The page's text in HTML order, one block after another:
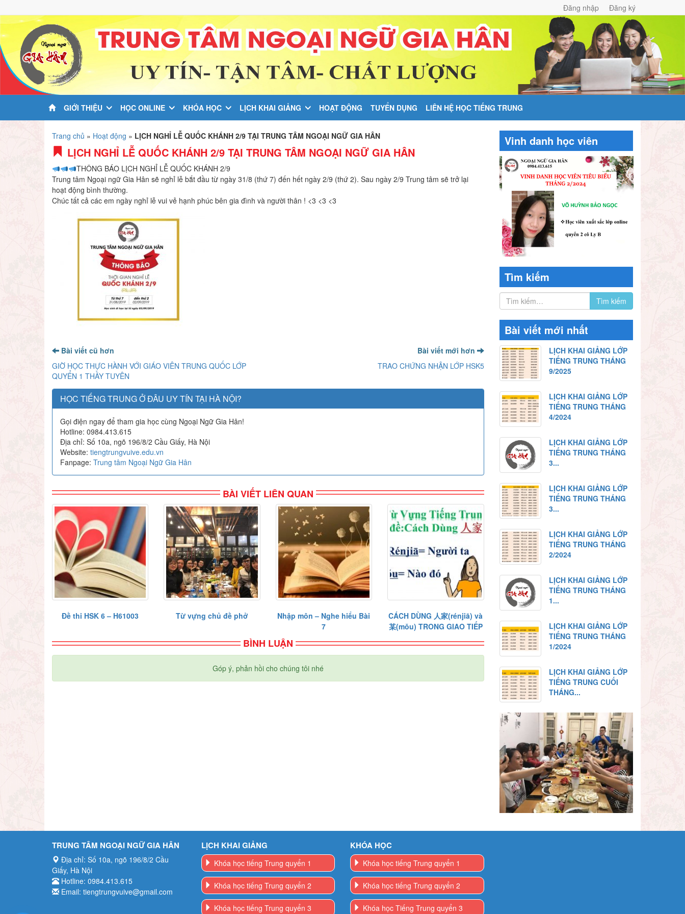
Đăng nhập Đăng ký
GIỚI THIỆU HỌC ONLINE KHÓA HỌC LỊCH KHAI GIẢNG HOẠT ĐỘNG TUYỂN DỤNG LIÊN HỆ HỌC TIẾNG TRUNG
Trang chủ » Hoạt động » LỊCH NGHỈ LỄ QUỐC KHÁNH 2/9 TẠI TRUNG TÂM NGOẠI NGỮ GIA HÂN
LỊCH NGHỈ LỄ QUỐC KHÁNH 2/9 TẠI TRUNG TÂM NGOẠI NGỮ GIA HÂN
THÔNG BÁO LỊCH NGHỈ LỄ QUỐC KHÁNH 2/9
Trung tâm Ngoại ngữ Gia Hân sẽ nghỉ lễ bắt đầu từ ngày 31/8 (thứ 7) đến hết ngày 2/9 (thứ 2). Sau ngày 2/9 Trung tâm sẽ trở lại
hoạt động bình thường.
Chúc tất cả các em ngày nghỉ lễ vui vẻ hạnh phúc bên gia đình và người thân ! <3 <3 <3
Bài viết cũ hơn
GIỜ HỌC THỰC HÀNH VỚI GIÁO VIÊN TRUNG QUỐC LỚP
QUYỂN 1 THẦY TUYÊN
Bài viết mới hơn
TRAO CHỨNG NHẬN LỚP HSK5
HỌC TIẾNG TRUNG Ở ĐÂU UY TÍN TẠI HÀ NỘI?
Gọi điện ngay để tham gia học cùng Ngoại Ngữ Gia Hân!
Hotline: 0984.413.615
Địa chỉ: Số 10a, ngõ 196/8/2 Cầu Giấy, Hà Nội
Website: tiengtrungvuive.edu.vn
Fanpage: Trung tâm Ngoại Ngữ Gia Hân
BÀI VIẾT LIÊN QUAN
Đề thi HSK 6 – H61003 Từ vựng chủ đề phở
Nhập môn – Nghe hiểu Bài
7
CÁCH DÙNG 人家(rénjiā) và
某(mǒu) TRONG GIAO TIẾP
BÌNH LUẬN
Góp ý, phản hồi cho chúng tôi nhé
Vinh danh học viên
Tìm kiếm
Bài viết mới nhất
LỊCH KHAI GIẢNG LỚP
TIẾNG TRUNG THÁNG
9/2025
LỊCH KHAI GIẢNG LỚP
TIẾNG TRUNG THÁNG
4/2024
LỊCH KHAI GIẢNG LỚP
TIẾNG TRUNG THÁNG
3...
LỊCH KHAI GIẢNG LỚP
TIẾNG TRUNG THÁNG
3...
LỊCH KHAI GIẢNG LỚP
TIẾNG TRUNG THÁNG
2/2024
LỊCH KHAI GIẢNG LỚP
TIẾNG TRUNG THÁNG
1...
LỊCH KHAI GIẢNG LỚP
TIẾNG TRUNG THÁNG
1/2024
LỊCH KHAI GIẢNG LỚP
TIẾNG TRUNG CUỐI
THÁNG...
TRUNG TÂM NGOẠI NGỮ GIA HÂN
Địa chỉ: Số 10a, ngõ 196/8/2 Cầu
Giấy, Hà Nội
Hotline: 0984.413.615
Email: tiengtrungvuive@gmail.com
LỊCH KHAI GIẢNG
Khóa học tiếng Trung quyển 1
Khóa học tiếng Trung quyển 2
Khóa học tiếng Trung quyển 3
KHÓA HỌC
Khóa học tiếng Trung quyển 1
Khóa học tiếng Trung quyển 2
Khóa học Tiếng Trung quyển 3